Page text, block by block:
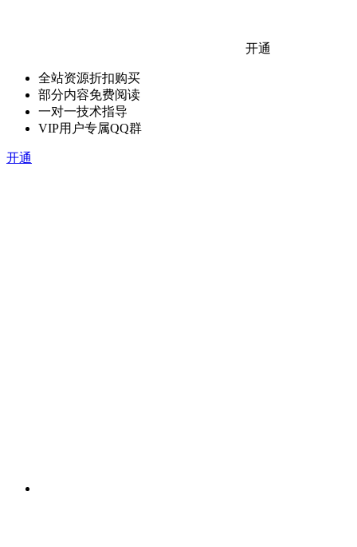
开通
全站资源折扣购买
部分内容免费阅读
一对一技术指导
VIP用户专属QQ群
开通